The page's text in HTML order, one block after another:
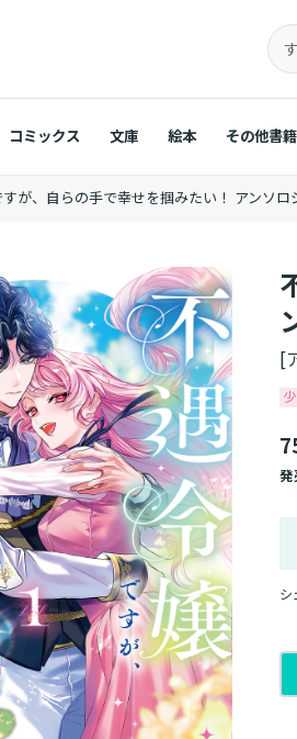
コミックス 文庫 絵本 その他書籍
が、自らの手で幸せを掴みたい！ アンソロ
[
シ